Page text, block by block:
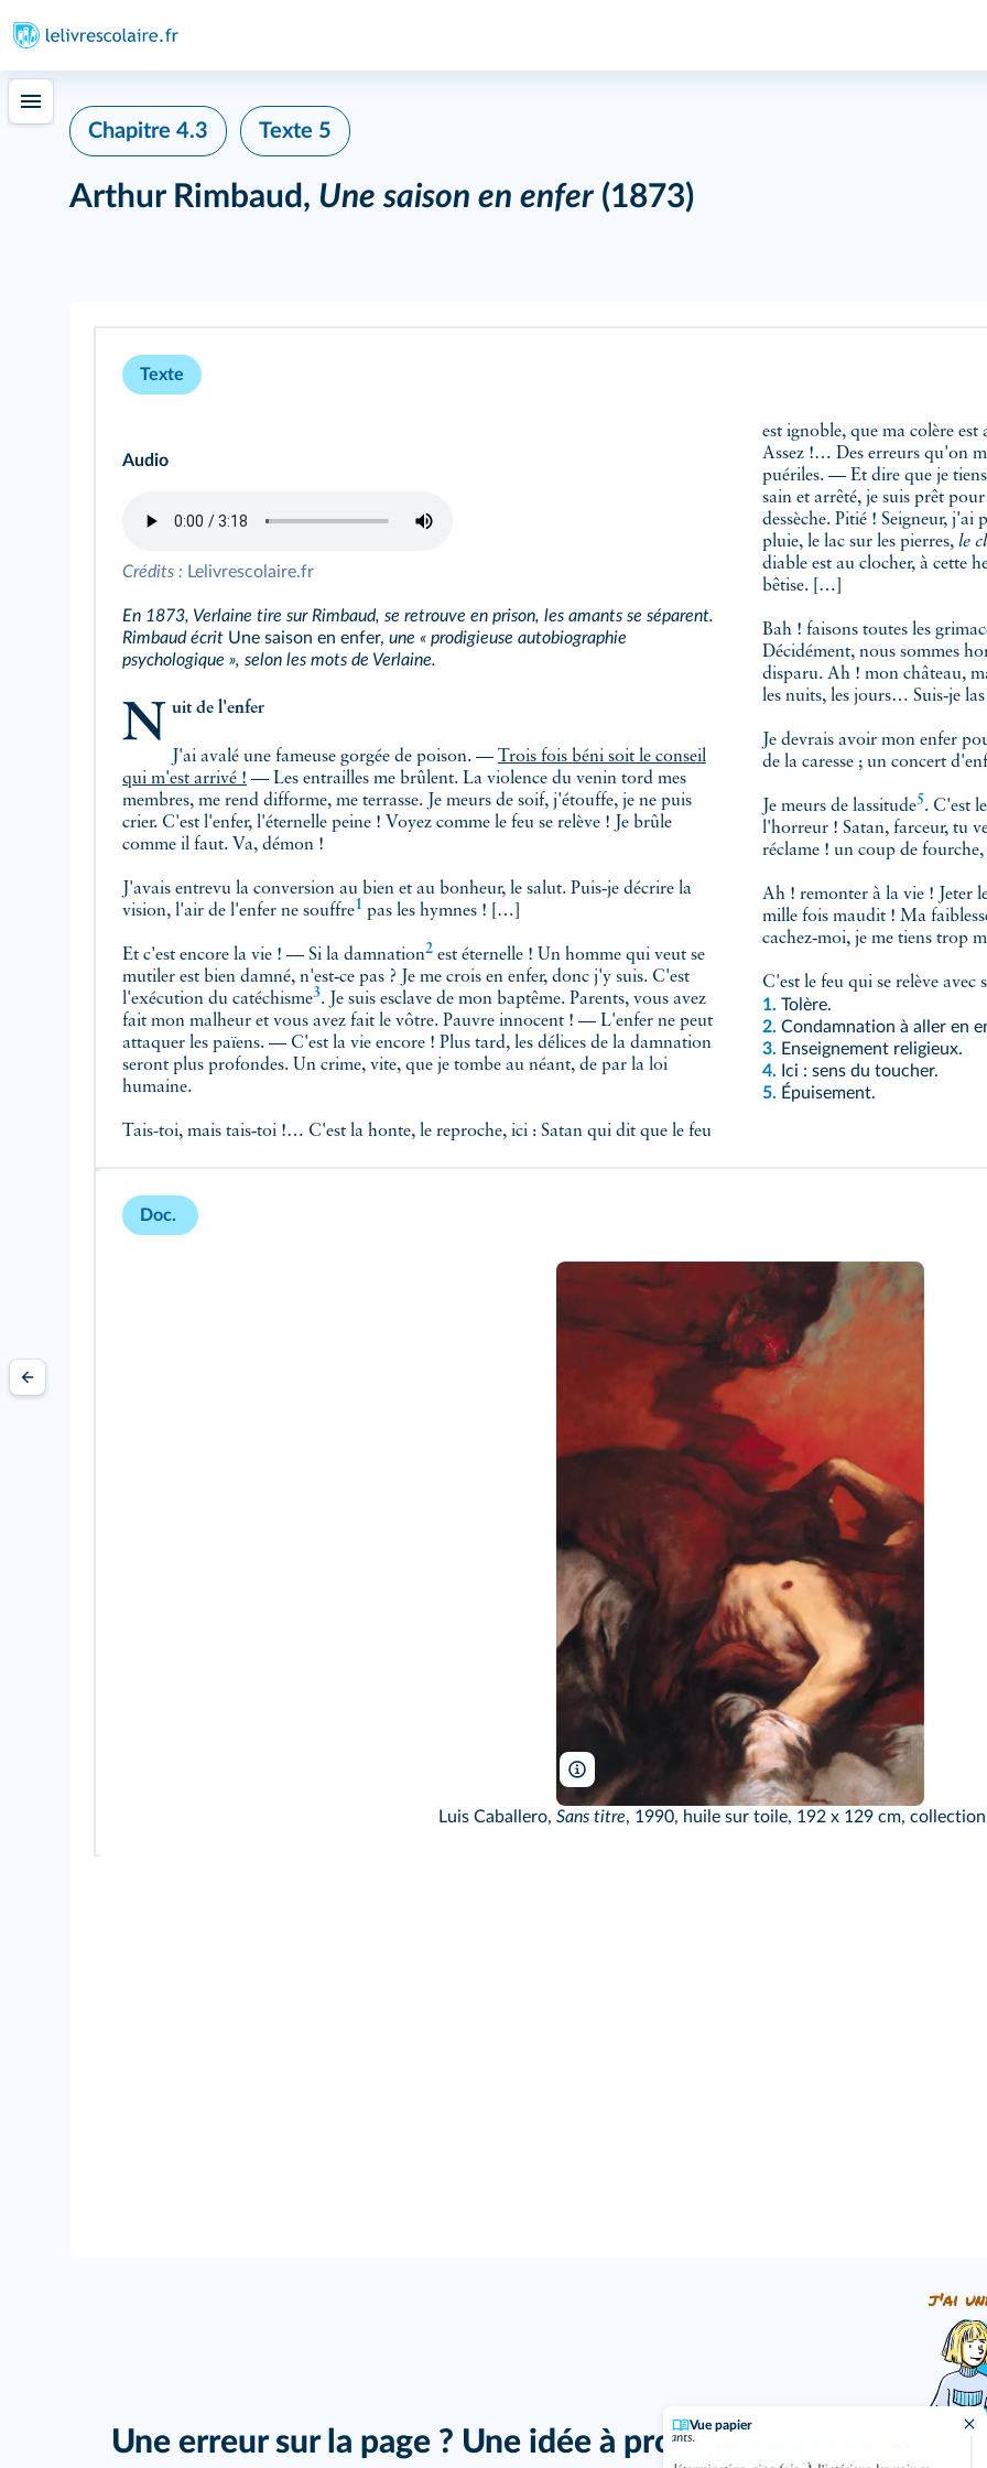
Vue papier
Chapitre 4.3 Texte 5
Arthur Rimbaud, Une saison en enfer (1873)
Texte
Audio
Crédits : Lelivrescolaire.fr
En 1873, Verlaine tire sur Rimbaud, se retrouve en prison, les amants se séparent.
Rimbaud écrit Une saison en enfer, une « prodigieuse autobiographie
psychologique », selon les mots de Verlaine.
Nuit de l'enfer
J'ai avalé une fameuse gorgée de poison. — Trois fois béni soit le conseil
qui m'est arrivé ! — Les entrailles me brûlent. La violence du venin tord mes
membres, me rend difforme, me terrasse. Je meurs de soif, j'étouffe, je ne puis
crier. C'est l'enfer, l'éternelle peine ! Voyez comme le feu se relève ! Je brûle
comme il faut. Va, démon !
J'avais entrevu la conversion au bien et au bonheur, le salut. Puis‑je décrire la
vision, l'air de l'enfer ne souffre1 pas les hymnes ! […]
Et c'est encore la vie ! — Si la damnation2 est éternelle ! Un homme qui veut se
mutiler est bien damné, n'est‑ce pas ? Je me crois en enfer, donc j'y suis. C'est
l'exécution du catéchisme3. Je suis esclave de mon baptême. Parents, vous avez
fait mon malheur et vous avez fait le vôtre. Pauvre innocent ! — L'enfer ne peut
attaquer les païens. — C'est la vie encore ! Plus tard, les délices de la damnation
seront plus profondes. Un crime, vite, que je tombe au néant, de par la loi
humaine.
Tais-toi, mais tais‑toi !… C'est la honte, le reproche, ici : Satan qui dit que le feu
est ignoble, que ma colère
Assez !… Des erreurs qu'on
puériles. — Et dire que je
sain et arrêté, je suis prêt
dessèche. Pitié ! Seigneur,
pluie, le lac sur les pierres, le
diable est au clocher, à cette
bêtise. […]
Bah ! faisons toutes les
Décidément, nous sommes
disparu. Ah ! mon château,
les nuits, les jours… Suis‑je
Je devrais avoir mon enfer
de la caresse ; un concert
Je meurs de lassitude5. C'est
l'horreur ! Satan, farceur, tu
réclame ! un coup de
Ah ! remonter à la vie ! Jeter
mille fois maudit ! Ma
cachez‑moi, je me tiens trop
C'est le feu qui se relève avec
1. Tolère.
2. Condamnation à aller en
3. Enseignement religieux.
4. Ici : sens du toucher.
5. Épuisement.
Doc.
Christie's Images/Bridgeman/DR
Luis Caballero, Sans titre, 1990, huile sur toile, 192 x 129 cm,
Une erreur sur la page ? Une idée à proposer ?
j'ai